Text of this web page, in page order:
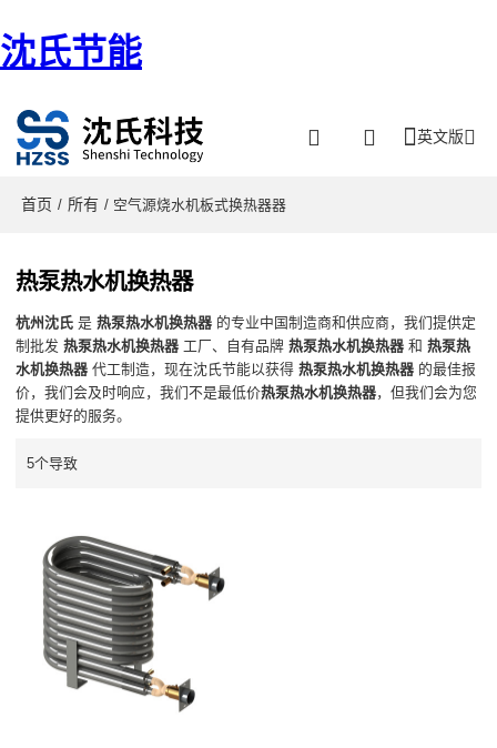
沈氏节能
英文版
首页 / 所有 / 空气源烧水机板式换热器器
热泵热水机换热器
杭州沈氏 是热泵热水机换热器 的专业中国制造商和供应商，我们提供定
制批发热泵热水机换热器 工厂、自有品牌热泵热水机换热器 和热泵热
水机换热器 代工制造，现在沈氏节能以获得热泵热水机换热器 的最佳报
价，我们会及时响应，我们不是最低价热泵热水机换热器，但我们会为您
提供更好的服务。
5个导致